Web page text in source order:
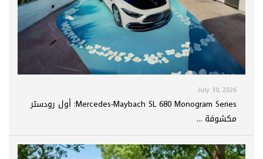
July 30, 2026
Mercedes-Maybach SL 680 Monogram Series: أول رودستر
مكشوفة ...